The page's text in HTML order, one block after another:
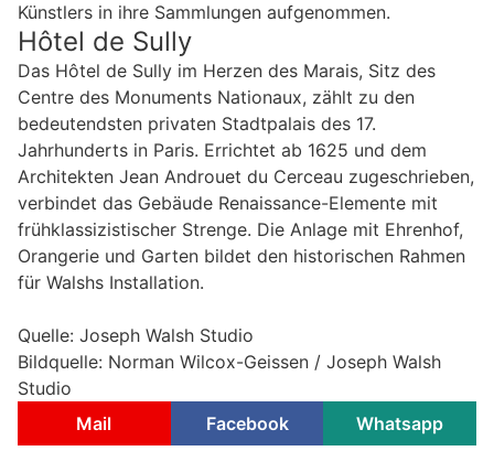
Künstlers in ihre Sammlungen aufgenommen.
Hôtel de Sully
Das Hôtel de Sully im Herzen des Marais, Sitz des
Centre des Monuments Nationaux, zählt zu den
bedeutendsten privaten Stadtpalais des 17.
Jahrhunderts in Paris. Errichtet ab 1625 und dem
Architekten Jean Androuet du Cerceau zugeschrieben,
verbindet das Gebäude Renaissance-Elemente mit
frühklassizistischer Strenge. Die Anlage mit Ehrenhof,
Orangerie und Garten bildet den historischen Rahmen
für Walshs Installation.
Quelle: Joseph Walsh Studio
Bildquelle: Norman Wilcox-Geissen / Joseph Walsh
Studio
Mail
Facebook Whatsapp